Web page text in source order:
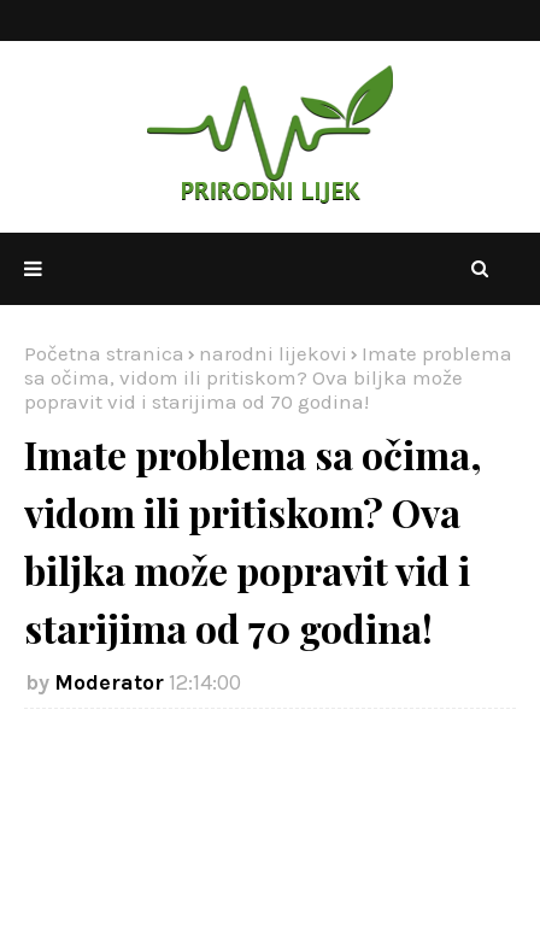
Početna stranica narodni lijekovi
Imate problema
sa očima, vidom ili pritiskom? Ova biljka može
popravit vid i starijima od 70 godina!
Imate problema sa očima,
vidom ili pritiskom? Ova
biljka može popravit vid i
starijima od 70 godina!
Moderator 12:14:00